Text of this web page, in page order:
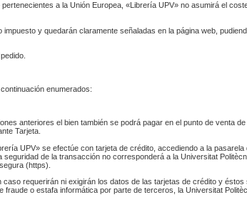
a la Unión Europea, «Librería UPV» no asumirá el
y quedarán claramente señaladas en la página web,
enumerados:
anteriores el bien también se podrá pagar en el punto de venta
Tarjeta.
UPV» se efectúe con tarjeta de crédito, accediendo a la
de la transacción no corresponderá a la Universitat
(https).
requerirán ni exigirán los datos de las tarjetas de crédito y
o estafa informática por parte de terceros, la Universitat